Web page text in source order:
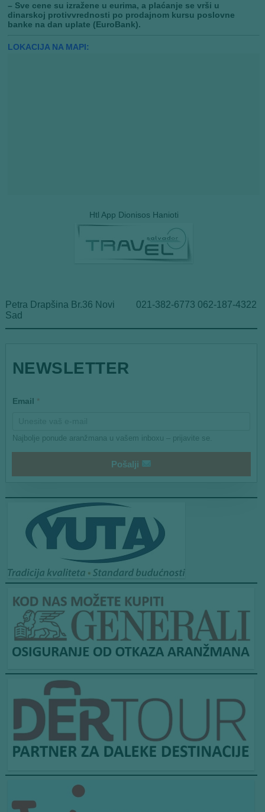
– Sve cene su izražene u eurima, a plaćanje se vrši u
dinarskoj protivvrednosti po prodajnom kursu poslovne
banke na dan uplate (EuroBank).
LOKACIJA NA MAPI:
Htl App Dionisos Hanioti
Petra Drapšina Br.36 Novi
Sad
021-382-6773 062-187-4322
NEWSLETTER
E
l
*
Email *
Najbolje ponude aranžmana u vašem inboxu – prijavite se.
Pošalji